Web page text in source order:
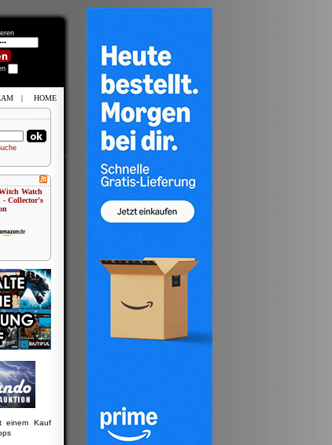
Watch
- Collector's
einem Kauf
| HOME